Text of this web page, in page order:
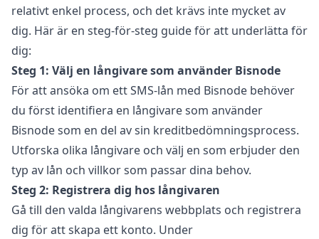
relativt enkel process, och det krävs inte mycket av
dig. Här är en steg-för-steg guide för att underlätta för
dig:
Steg 1: Välj en långivare som använder Bisnode
För att ansöka om ett SMS-lån med Bisnode behöver
du först identifiera en långivare som använder
Bisnode som en del av sin kreditbedömningsprocess.
Utforska olika långivare och välj en som erbjuder den
typ av lån och villkor som passar dina behov.
Steg 2: Registrera dig hos långivaren
Gå till den valda långivarens webbplats och registrera
dig för att skapa ett konto. Under